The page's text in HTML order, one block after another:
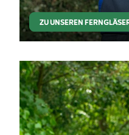
ZU UNSEREN